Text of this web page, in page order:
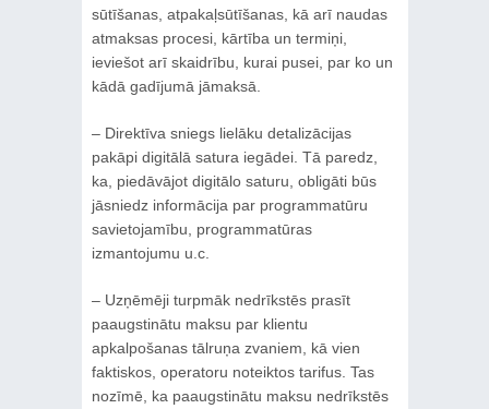
sūtīšanas, atpakaļsūtīšanas, kā arī naudas
atmaksas procesi, kārtība un termiņi,
ieviešot arī skaidrību, kurai pusei, par ko un
kādā gadījumā jāmaksā.
– Direktīva sniegs lielāku detalizācijas
pakāpi digitālā satura iegādei. Tā paredz,
ka, piedāvājot digitālo saturu, obligāti būs
jāsniedz informācija par programmatūru
savietojamību, programmatūras
izmantojumu u.c.
– Uzņēmēji turpmāk nedrīkstēs prasīt
paaugstinātu maksu par klientu
apkalpošanas tālruņa zvaniem, kā vien
faktiskos, operatoru noteiktos tarifus. Tas
nozīmē, ka paaugstinātu maksu nedrīkstēs